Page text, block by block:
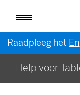
Raadpleeg het
Help voor